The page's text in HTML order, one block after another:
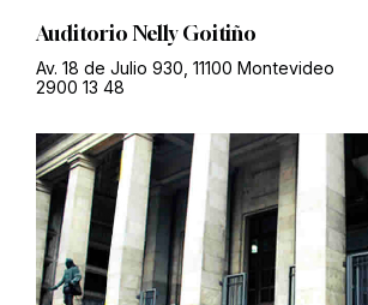
Auditorio Nelly Goitiño
Av. 18 de Julio 930, 11100 Montevideo
2900 13 48